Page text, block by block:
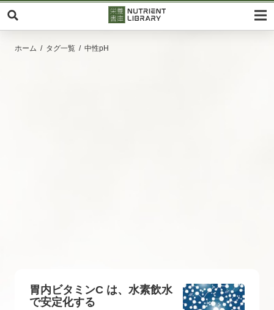
ホーム タグ一覧 中性pH
胃内ビタミンC は、水素飲水
で安定化する